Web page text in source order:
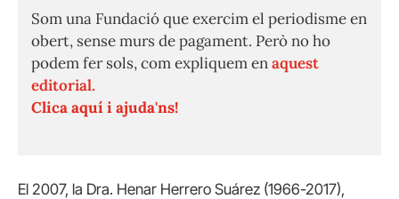
Som una Fundació que exercim el periodisme en
obert, sense murs de pagament. Però no ho
podem fer sols, com expliquem enaquest
editorial.
Clica aquí i ajuda'ns!
El 2007, la Dra. Henar Herrero Suárez (1966-2017),